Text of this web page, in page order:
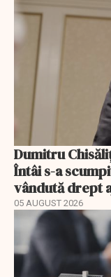
Dumitru
Întâi s-a
vândută drept
05 AUGUST 2026